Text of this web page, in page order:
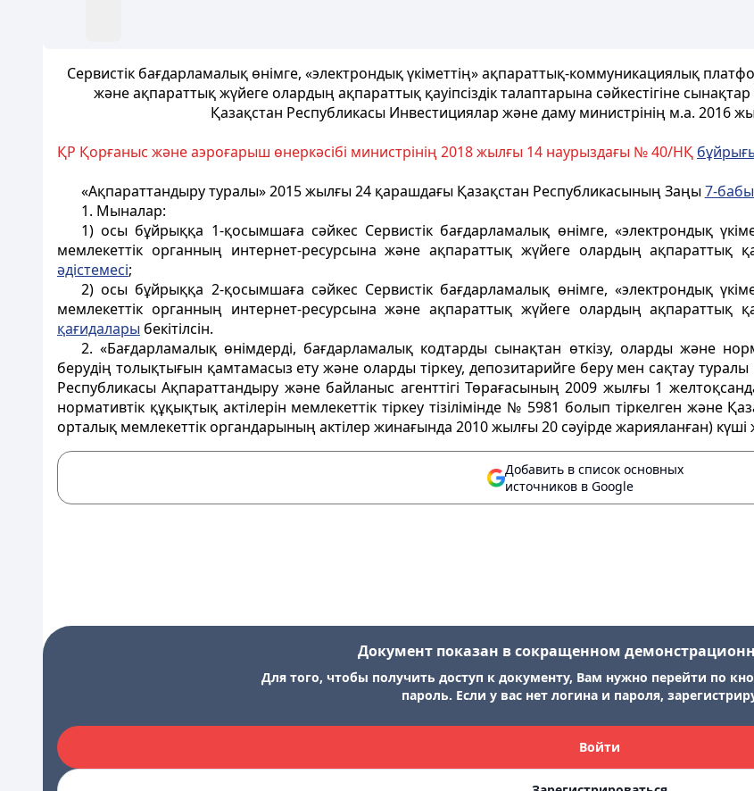
Сервистік бағдарламалық өнімге, «электрондық үкіметтің» ақпараттық-коммуникациялық
және ақпараттық жүйеге олардың ақпараттық қауіпсіздік талаптарына сәйкестігіне
Қазақстан Республикасы Инвестициялар және даму министрінің м.а. 2016
ҚР Қорғаныс және аэроғарыш өнеркәсібі министрінің 2018 жылғы 14 наурыздағы № 40/НҚ
«Ақпараттандыру туралы» 2015 жылғы 24 қарашдағы Қазақстан Республикасының Заңы7-
1. Мыналар:
1) осы бұйрыққа 1-қосымшаға сәйкес Сервистік бағдарламалық өнімге, «электрондық
мемлекеттік органның интернет-ресурсына және ақпараттық жүйеге олардың ақпараттық
әдістемесі;
2) осы бұйрыққа 2-қосымшаға сәйкес Сервистік бағдарламалық өнімге, «электрондық
мемлекеттік органның интернет-ресурсына және ақпараттық жүйеге олардың ақпараттық
қағидалары бекітілсін.
2. «Бағдарламалық өнімдерді, бағдарламалық кодтарды сынақтан өткізу, оларды және
берудің толықтығын қамтамасыз ету және оларды тіркеу, депозитарийге беру мен сақтау туралы
Республикасы Ақпараттандыру және байланыс агенттігі Төрағасының 2009 жылғы 1
нормативтік құқықтық актілерін мемлекеттік тіркеу тізілімінде № 5981 болып тіркелген және
орталық мемлекеттік органдарының актілер жинағында 2010 жылғы 20 сәуірде жарияланған)
Добавить в список основных
источников в Google
Документ показан в сокращенном
Для того, чтобы получить доступ к документу, Вам нужно перейти по
пароль. Если у вас нет логина и пароля,
Войти